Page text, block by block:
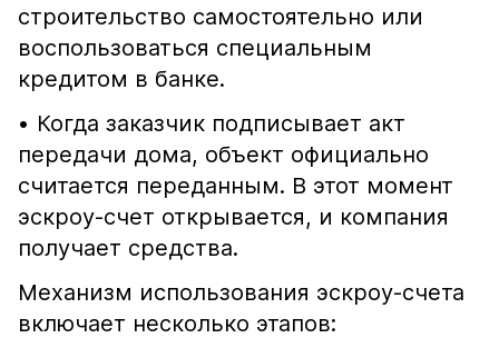
строительство самостоятельно или
воспользоваться специальным
кредитом в банке.
• Когда заказчик подписывает акт
передачи дома, объект официально
считается переданным. В этот момент
эскроу-счет открывается, и компания
получает средства.
Механизм использования эскроу-счета
включает несколько этапов: